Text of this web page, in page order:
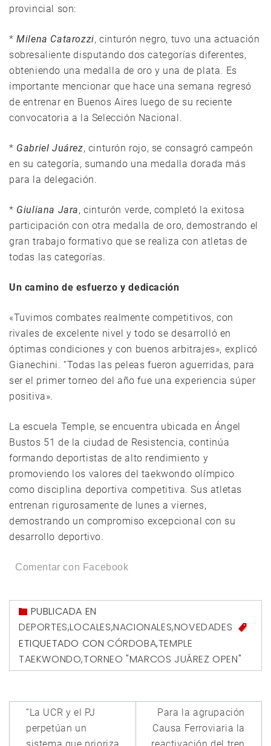
provincial son:
*Milena Catarozzi, cinturón negro, tuvo una actuación
sobresaliente disputando dos categorías diferentes,
obteniendo una medalla de oro y una de plata. Es
importante mencionar que hace una semana regresó
de entrenar en Buenos Aires luego de su reciente
convocatoria a la Selección Nacional.
* Gabriel Juárez, cinturón rojo, se consagró campeón
en su categoría, sumando una medalla dorada más
para la delegación.
* Giuliana Jara, cinturón verde, completó la exitosa
participación con otra medalla de oro, demostrando el
gran trabajo formativo que se realiza con atletas de
todas las categorías.
Un camino de esfuerzo y dedicación
«Tuvimos combates realmente competitivos, con
rivales de excelente nivel y todo se desarrolló en
óptimas condiciones y con buenos arbitrajes», explicó
Gianechini. “Todas las peleas fueron aguerridas, para
ser el primer torneo del año fue una experiencia súper
positiva».
La escuela Temple, se encuentra ubicada en Ángel
Bustos 51 de la ciudad de Resistencia, continúa
formando deportistas de alto rendimiento y
promoviendo los valores del taekwondo olímpico
como disciplina deportiva competitiva. Sus atletas
entrenan rigurosamente de lunes a viernes,
demostrando un compromiso excepcional con su
desarrollo deportivo.
Comentar con Facebook
PUBLICADA EN
DEPORTES,LOCALES,NACIONALES,NOVEDADES
ETIQUETADO CON CÓRDOBA,TEMPLE
TAEKWONDO,TORNEO "MARCOS JUÁREZ OPEN"
Navegación
de
“La UCR y el PJ
perpetúan un
sistema que prioriza
Para la agrupación
Causa Ferroviaria la
reactivación del tren